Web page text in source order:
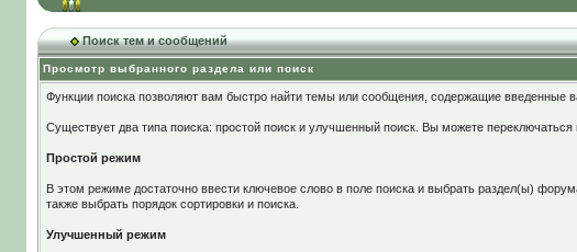
Поиск тем и сообщений
Просмотр выбранного раздела или поиск
Функции поиска позволяют вам быстро найти темы или сообщения, содержащие введенные
Существует два типа поиска: простой поиск и улучшенный поиск. Вы можете
Простой режим
В этом режиме достаточно ввести ключевое слово в поле поиска и выбрать раздел(ы)
также выбрать порядок сортировки и поиска.
Улучшенный режим